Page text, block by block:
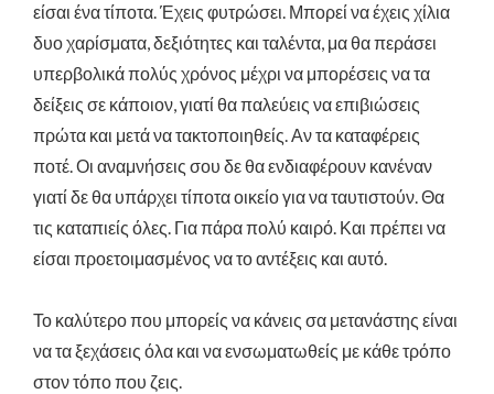
είσαι ένα τίποτα. Έχεις φυτρώσει. Μπορεί να έχεις χίλια
δυο χαρίσματα, δεξιότητες και ταλέντα, μα θα περάσει
υπερβολικά πολύς χρόνος μέχρι να μπορέσεις να τα
δείξεις σε κάποιον, γιατί θα παλεύεις να επιβιώσεις
πρώτα και μετά να τακτοποιηθείς. Αν τα καταφέρεις
ποτέ. Οι αναμνήσεις σου δε θα ενδιαφέρουν κανέναν
γιατί δε θα υπάρχει τίποτα οικείο για να ταυτιστούν. Θα
τις καταπιείς όλες. Για πάρα πολύ καιρό. Και πρέπει να
είσαι προετοιμασμένος να το αντέξεις και αυτό.
Το καλύτερο που μπορείς να κάνεις σα μετανάστης είναι
να τα ξεχάσεις όλα και να ενσωματωθείς με κάθε τρόπο
στον τόπο που ζεις.